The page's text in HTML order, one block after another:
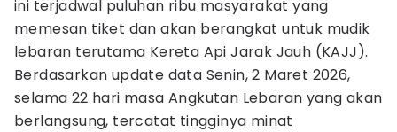
ini terjadwal puluhan ribu masyarakat yang
memesan tiket dan akan berangkat untuk mudik
lebaran terutama Kereta Api Jarak Jauh (KAJJ).
Berdasarkan update data Senin, 2 Maret 2026,
selama 22 hari masa Angkutan Lebaran yang akan
berlangsung, tercatat tingginya minat